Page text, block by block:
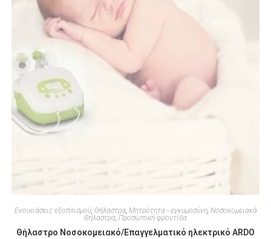
Ενοικιάσεις εξοπλισμού, Θήλαστρα Μητρότητα - εγκυμοσύνη, Νοσοκομειακά
Θήλαστρα Προσωπική φροντίδα
Θήλαστρο Νοσοκομειακό/Επαγγελματικό ηλεκτρικό ARDO